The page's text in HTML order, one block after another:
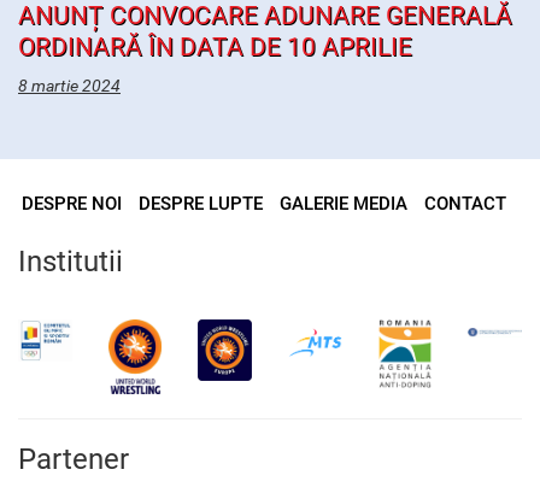
ANUNȚ CONVOCARE ADUNARE GENERALĂ
ORDINARĂ ÎN DATA DE 10 APRILIE
8 martie 2024
DESPRE NOI DESPRE LUPTE GALERIE MEDIA CONTACT
Institutii
Partener